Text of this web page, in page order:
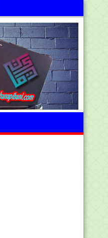
08 Agustus 2026